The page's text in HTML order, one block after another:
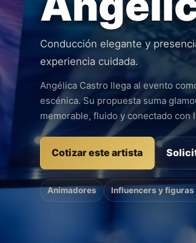
Conducción elegante y
experiencia cuidada.
Angélica Castro llega al evento
escénica. Su propuesta suma
memorable, fluido y conectado con
Cotizar este artista
Animadores Influencers y